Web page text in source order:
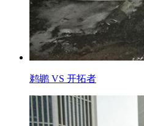
鹈鹕 VS 开拓者